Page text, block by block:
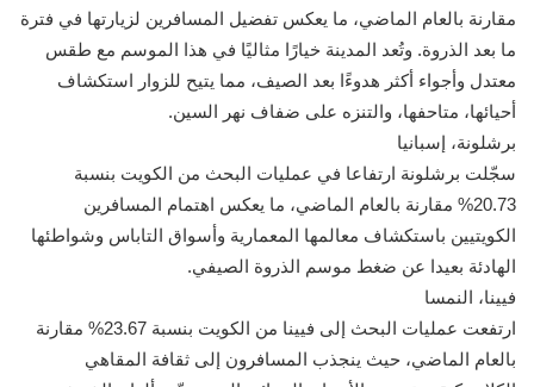
مقارنة بالعام الماضي، ما يعكس تفضيل المسافرين لزيارتها في فترة
ما بعد الذروة. وتُعد المدينة خيارًا مثاليًا في هذا الموسم مع طقس
معتدل وأجواء أكثر هدوءًا بعد الصيف، مما يتيح للزوار استكشاف
أحيائها، متاحفها، والتنزه على ضفاف نهر السين.
برشلونة، إسبانيا
سجّلت برشلونة ارتفاعا في عمليات البحث من الكويت بنسبة
‎%20.73 مقارنة بالعام الماضي، ما يعكس اهتمام المسافرين
الكويتيين باستكشاف معالمها المعمارية وأسواق التاباس وشواطئها
الهادئة بعيدا عن ضغط موسم الذروة الصيفي.
فيينا، النمسا
ارتفعت عمليات البحث إلى فيينا من الكويت بنسبة ‎%23.67 مقارنة
بالعام الماضي، حيث ينجذب المسافرون إلى ثقافة المقاهي